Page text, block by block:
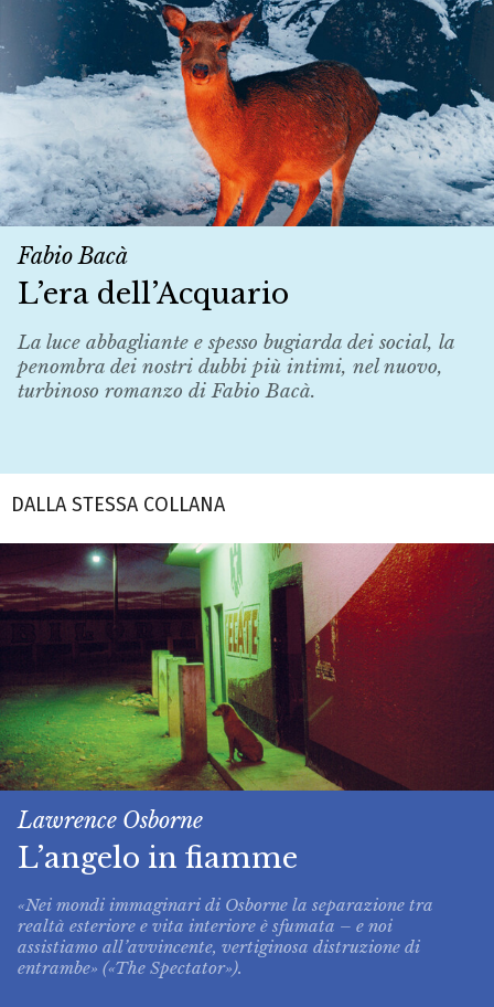
Fabio Bacà
L’era dell’Acquario
La luce abbagliante e spesso bugiarda dei social, la
penombra dei nostri dubbi più intimi, nel nuovo,
turbinoso romanzo di Fabio Bacà.
DALLA STESSA COLLANA
Lawrence Osborne
L’angelo in fiamme
«Nei mondi immaginari di Osborne la separazione tra
realtà esteriore e vita interiore è sfumata – e noi
assistiamo all’avvincente, vertiginosa distruzione di
entrambe» («The Spectator»).